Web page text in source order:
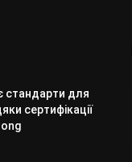
стандарти для
сертифікації